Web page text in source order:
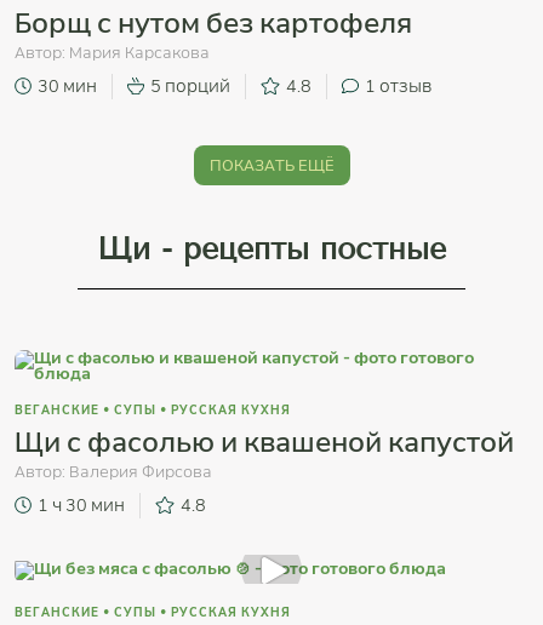
Борщ с нутом без картофеля
Автор: Мария Карсакова
30 мин 5 порций 4.8 1 отзыв
ПОКАЗАТЬ ЕЩЁ
Щи - рецепты постные
ВЕГАНСКИЕ • СУПЫ • РУССКАЯ КУХНЯ
Щи с фасолью и квашеной капустой
Автор: Валерия Фирсова
1 ч 30 мин 4.8
ВЕГАНСКИЕ • СУПЫ • РУССКАЯ КУХНЯ